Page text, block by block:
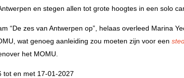
en stegen allen tot grote hoogtes in een solo
“De zes van Antwerpen op”, helaas overleed Marina
wat genoeg aanleiding zou moeten zijn voor een
het MOMU.
tot en met 17-01-2027